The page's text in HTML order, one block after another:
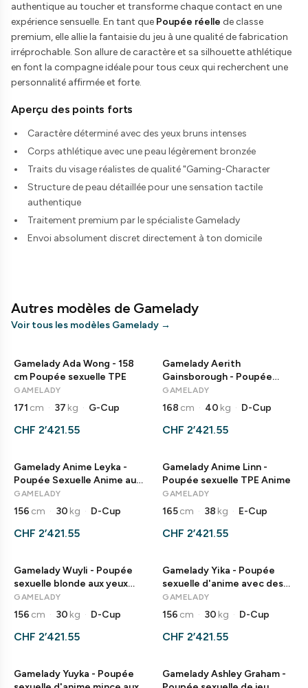
authentique au toucher et transforme chaque contact en une
expérience sensuelle. En tant que Poupée réelle de classe
premium, elle allie la fantaisie du jeu à une qualité de fabrication
irréprochable. Son allure de caractère et sa silhouette athlétique
en font la compagne idéale pour tous ceux qui recherchent une
personnalité affirmée et forte.
Aperçu des points forts
Caractère déterminé avec des yeux bruns intenses
Corps athlétique avec une peau légèrement bronzée
Traits du visage réalistes de qualité "Gaming-Character
Structure de peau détaillée pour une sensation tactile
authentique
Traitement premium par le spécialiste Gamelady
Envoi absolument discret directement à ton domicile
Autres modèles de Gamelady
Voir tous les modèles Gamelady →
Gamelady Ada Wong - 158
cm Poupée sexuelle TPE
GAMELADY
171 cm · 37 kg · G-Cup
CHF 2’421.55
Gamelady Aerith
Gainsborough - Poupée
sexuelle en TPE
GAMELADY
168 cm · 40 kg · D-Cup
CHF 2’421.55
Gamelady Anime Leyka -
Poupée Sexuelle Anime aux
Cheveux Argentés
GAMELADY
156 cm · 30 kg · D-Cup
CHF 2’421.55
Gamelady Anime Linn -
Poupée sexuelle TPE Anime
GAMELADY
165cm · 38 kg · E-Cup
CHF 2’421.55
Gamelady Wuyli - Poupée
sexuelle blonde aux yeux
bleus de l'anime
GAMELADY
156 cm · 30 kg · D-Cup
CHF 2’421.55
Gamelady Yika - Poupée
sexuelle d'anime avec des
cheveux bleu clair
GAMELADY
156 cm · 30 kg · D-Cup
CHF 2’421.55
Gamelady Yuyka - Poupée
Gamelady Ashley Graham -